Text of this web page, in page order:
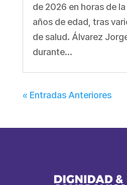
de 2026 en horas de
años de edad, tras
de salud. Álvarez
durante...
« Entradas Anteriores